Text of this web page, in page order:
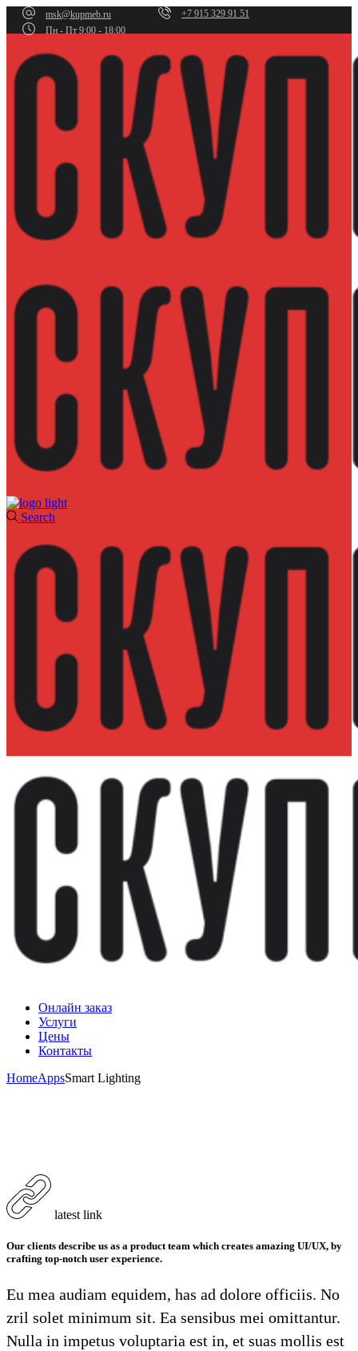
msk@kupmeb.ru
+7 915 329 91 51
Пн - Пт 9:00 - 18:00
Search
Онлайн заказ
Услуги
Цены
Контакты
HomeAppsSmart Lighting
latest link
Our clients describe us as a product team which creates amazing UI/UX, by
crafting top-notch user experience.
Eu mea audiam equidem, has ad dolore officiis. No
zril solet minimum sit. Ea sensibus mei omittantur.
Nulla in impetus voluptaria est in, et suas mollis est